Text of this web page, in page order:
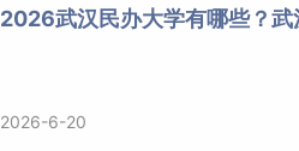
2026武汉民办大学有哪些？武
2026-6-20